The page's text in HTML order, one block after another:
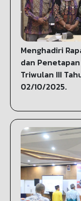
Menghadiri
dan
Triwulan III
02/10/2025.